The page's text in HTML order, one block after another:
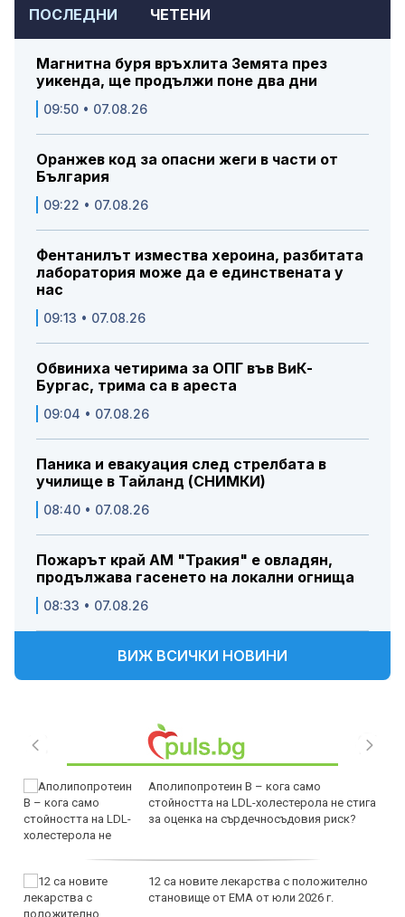
ПОСЛЕДНИ ЧЕТЕНИ
Магнитна буря връхлита Земята през
уикенда, ще продължи поне два дни
09:50 • 07.08.26
Оранжев код за опасни жеги в части от
България
09:22 • 07.08.26
Фентанилът измества хероина, разбитата
лаборатория може да е единствената у
нас
09:13 • 07.08.26
Обвиниха четирима за ОПГ във ВиК-
Бургас, трима са в ареста
09:04 • 07.08.26
Паника и евакуация след стрелбата в
училище в Тайланд (СНИМКИ)
08:40 • 07.08.26
Пожарът край АМ "Тракия" е овладян,
продължава гасенето на локални огнища
08:33 • 07.08.26
ВИЖ ВСИЧКИ НОВИНИ
Аполипопротеин B – кога само
стойността на LDL-холестерола не стига
за оценка на сърдечносъдовия риск?
12 са новите лекарства с положително
становище от ЕМА от юли 2026 г.